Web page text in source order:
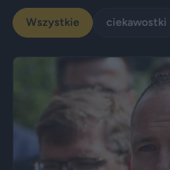
Wszystkie ciekawostki